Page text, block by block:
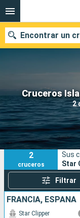
Cruceros
2
Encontrar un
Nuestros
Fecha de salida
Puertos
2
cruceros
Sus
Star
Filtrar
FRANCIA, ESPAÑA
Star Clipper